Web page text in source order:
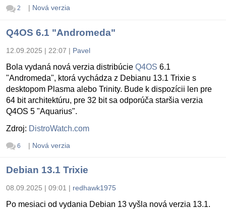
2 | Nová verzia
Q4OS 6.1 "Andromeda"
12.09.2025 | 22:07 | Pavel
Bola vydaná nová verzia distribúcie Q4OS 6.1
"Andromeda", ktorá vychádza z Debianu 13.1 Trixie s
desktopom Plasma alebo Trinity. Bude k dispozícii len pre
64 bit architektúru, pre 32 bit sa odporúča staršia verzia
Q4OS 5 "Aquarius".
Zdroj: DistroWatch.com
6 | Nová verzia
Debian 13.1 Trixie
08.09.2025 | 09:01 | redhawk1975
Po mesiaci od vydania Debian 13 vyšla nová verzia 13.1.